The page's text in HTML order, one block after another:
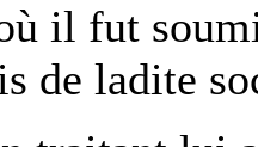
il fut
de ladite